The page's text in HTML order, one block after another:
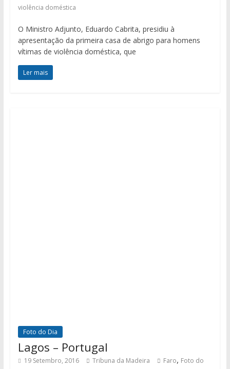
violência doméstica
O Ministro Adjunto, Eduardo Cabrita, presidiu à
apresentação da primeira casa de abrigo para homens
vítimas de violência doméstica, que
Ler mais
Foto do Dia
Lagos – Portugal
19 Setembro, 2016 Tribuna da Madeira Faro, Foto do